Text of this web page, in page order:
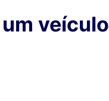
veículo